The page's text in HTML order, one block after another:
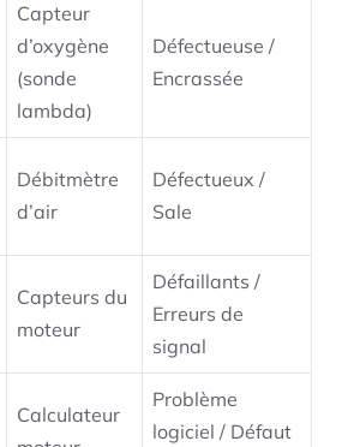
Capteur
d’oxygène
(sonde
lambda)
Défectueuse /
Encrassée
Débitmètre
d’air
Défectueux /
Sale
Capteurs du
moteur
Défaillants /
Erreurs de
signal
Calculateur
Problème
logiciel / Défaut